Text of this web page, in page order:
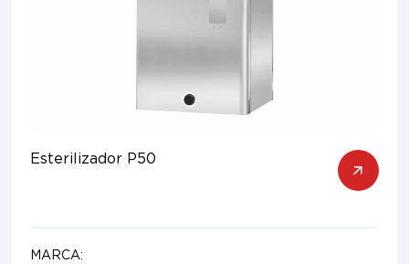
Esterilizador P50
MARCA: